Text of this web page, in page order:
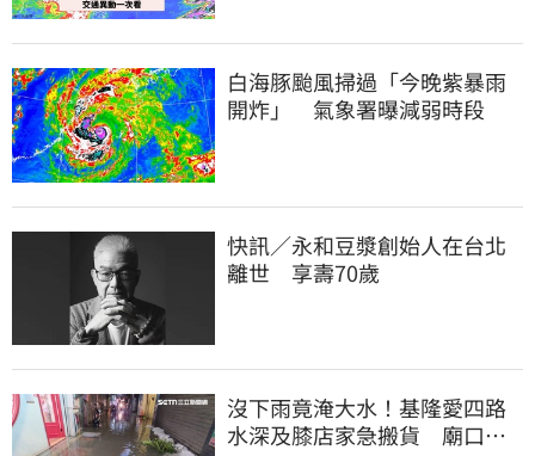
白海豚颱風掃過「今晚紫暴雨
開炸」 氣象署曝減弱時段
快訊／永和豆漿創始人在台北
離世 享壽70歲
沒下雨竟淹大水！基隆愛四路
水深及膝店家急搬貨 廟口夜